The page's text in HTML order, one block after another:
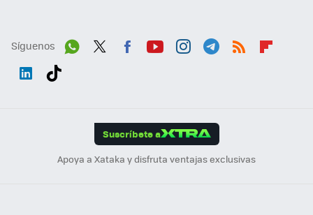
Síguenos
Suscríbete a
Apoya a Xataka y disfruta ventajas exclusivas